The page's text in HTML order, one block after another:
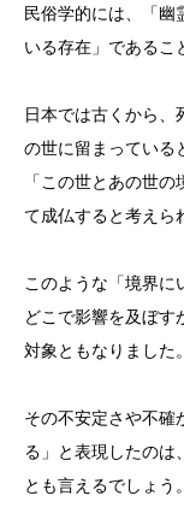
民俗学的には、「幽
いる存在」であるこ
日本では古くから、
の世に留まっている
「この世とあの世
て成仏すると考えら
このような「境界に
どこで影響を及ぼす
対象ともなりました。
その不安定さや不確
る」と表現したのは
とも言えるでしょう。